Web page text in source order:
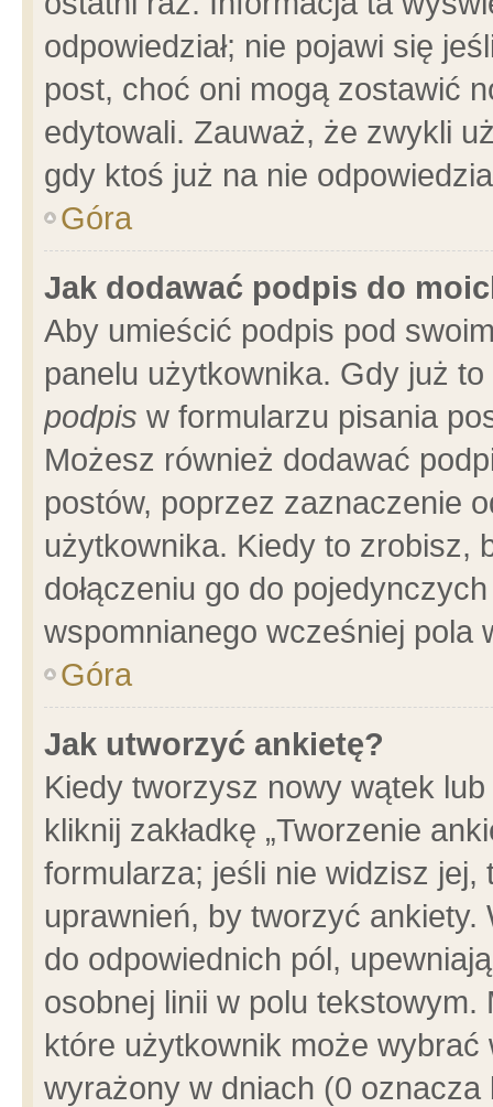
odpowiedział; nie pojawi się
post, choć oni mogą zostawić
edytowali. Zauważ, że zwykli
gdy ktoś już na nie
Góra
Jak dodawać podpis do
Aby umieścić podpis pod
panelu użytkownika. Gdy już
podpis w formularzu pisania
Możesz również dodawać
postów, poprzez zaznaczenie
użytkownika. Kiedy to zrobisz,
dołączeniu go do
wspomnianego wcześniej pola
Góra
Jak utworzyć ankietę?
Kiedy tworzysz nowy wątek
kliknij zakładkę „Tworzenie
formularza; jeśli nie widzisz
uprawnień, by tworzyć ankiety.
do odpowiednich pól,
osobnej linii w polu
które użytkownik może
wyrażony w dniach (0